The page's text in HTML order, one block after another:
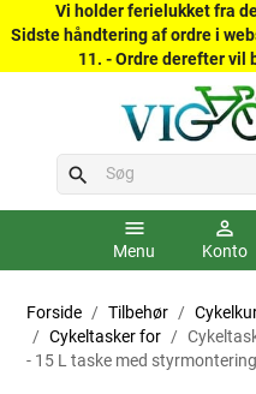
Vi holder ferielukket fra
Sidste håndtering af ordre i
11. - Ordre derefter
search
menu
Menu
person_outline
Konto
Forside Tilbehør
Cykeltasker for
- 15 L taske med styrmontering